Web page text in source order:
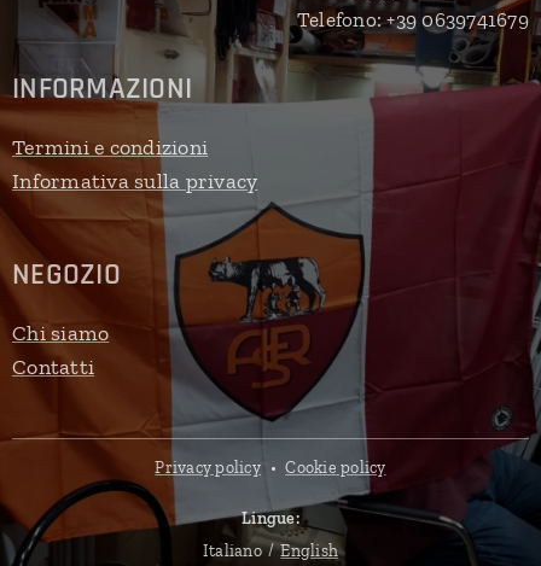
Telefono: +39 0639741679
INFORMAZIONI
Termini e condizioni
Informativa sulla privacy
NEGOZIO
Chi siamo
Contatti
Privacy policy Cookie policy
Lingue
Italiano
English